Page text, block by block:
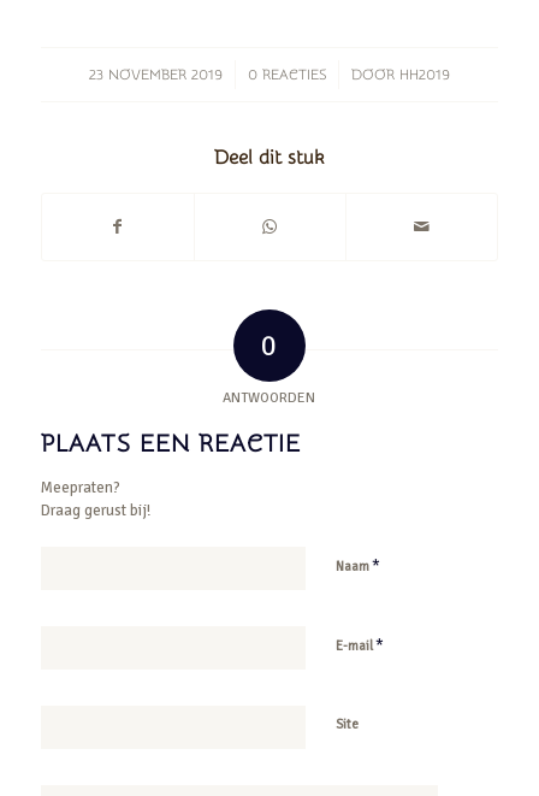
23 NOVEMBER 2019
/ 0 REACTIES
/ DOOR HH2019
Deel dit stuk
0
ANTWOORDEN
PLAATS EEN REACTIE
Meepraten?
Draag gerust bij!
Naam*
E-mail*
Site